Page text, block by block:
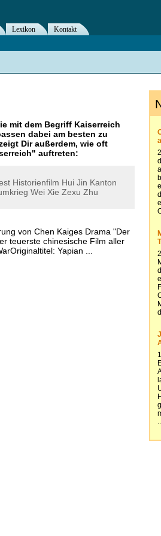
mit dem Begriff Kaiserreich
dabei am besten zu
Dir außerdem, wie oft
" auftreten:
Historienfilm Hui Jin Kanton
Wei Xie Zexu Zhu
von Chen Kaiges Drama "Der
teuerste chinesische Film aller
Yapian ...
Lexikon
Kontakt